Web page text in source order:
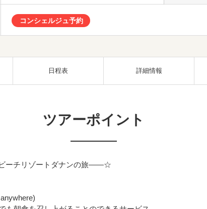
コンシェルジュ予約
日程表 詳細情報
ツアーポイント
ーチリゾートダナンの旅――☆